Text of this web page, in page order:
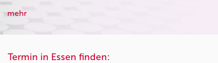
mehr
Termin in Essen finden: